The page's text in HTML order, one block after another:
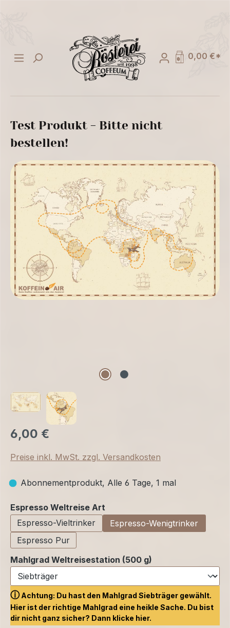
0,00 €*
Test Produkt - Bitte nicht
bestellen!
6,00 €
Preise inkl. MwSt. zzgl. Versandkosten
Abonnementprodukt, Alle 6 Tage, 1 mal
Espresso Weltreise Art
Espresso-Vieltrinker
Espresso-Wenigtrinker
Espresso Pur
Mahlgrad Weltreisestation (500 g)
ⓘAchtung: Du hast den Mahlgrad Siebträger gewählt.
Hier ist der richtige Mahlgrad eine heikle Sache. Du bist
dir nicht ganz sicher? Dann klicke hier.